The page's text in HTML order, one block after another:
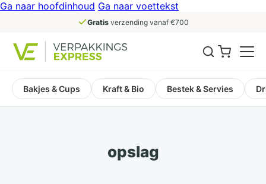
Ga naar hoofdinhoud Ga naar voettekst
Gratisverzending vanaf €700
Bakjes & Cups Kraft & Bio Bestek & Servies
opslag